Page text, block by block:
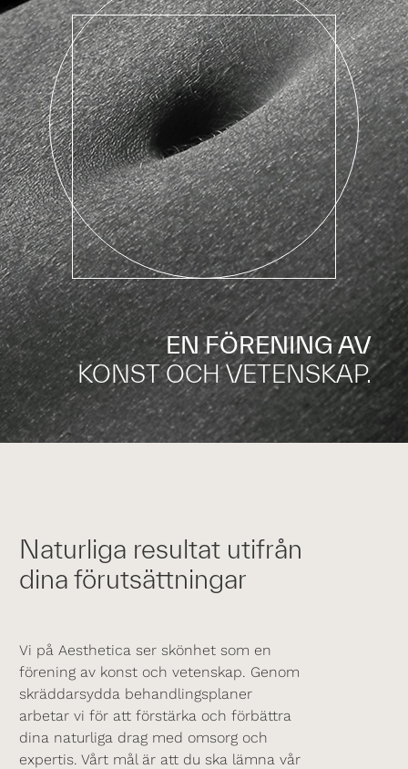
EN FÖRENING AV
KONST OCH VETENSKAP.
Naturliga resultat utifrån
dina förutsättningar
Vi på Aesthetica ser skönhet som en
förening av konst och vetenskap. Genom
skräddarsydda behandlingsplaner
arbetar vi för att förstärka och förbättra
dina naturliga drag med omsorg och
expertis. Vårt mål är att du ska lämna vår